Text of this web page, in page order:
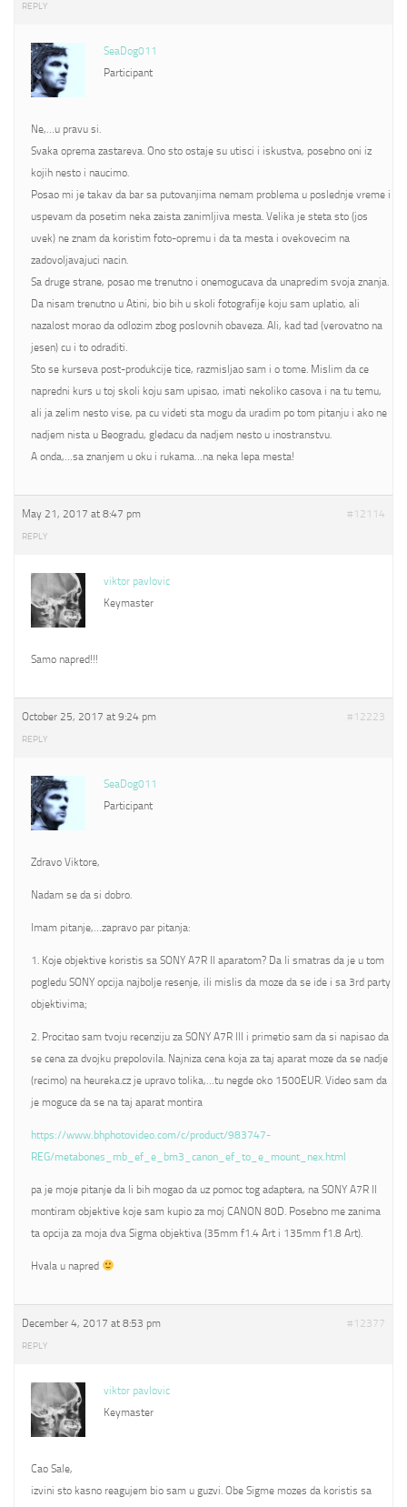
REPLY
SeaDog011
Participant
Ne,…u pravu si.
Svaka oprema zastareva. Ono sto ostaje su utisci i iskustva, posebno oni iz
kojih nesto i naucimo.
Posao mi je takav da bar sa putovanjima nemam problema u poslednje vreme i
uspevam da posetim neka zaista zanimljiva mesta. Velika je steta sto (jos
uvek) ne znam da koristim foto-opremu i da ta mesta i ovekovecim na
zadovoljavajuci nacin.
Sa druge strane, posao me trenutno i onemogucava da unapredim svoja znanja.
Da nisam trenutno u Atini, bio bih u skoli fotografije koju sam uplatio, ali
nazalost morao da odlozim zbog poslovnih obaveza. Ali, kad tad (verovatno na
jesen) cu i to odraditi.
Sto se kurseva post-produkcije tice, razmisljao sam i o tome. Mislim da ce
napredni kurs u toj skoli koju sam upisao, imati nekoliko casova i na tu temu,
ali ja zelim nesto vise, pa cu videti sta mogu da uradim po tom pitanju i ako ne
nadjem nista u Beogradu, gledacu da nadjem nesto u inostranstvu.
A onda,…sa znanjem u oku i rukama…na neka lepa mesta!
May 21, 2017 at 8:47 pm #12114
REPLY
viktor pavlovic
Keymaster
Samo napred!!!
October 25, 2017 at 9:24 pm #12223
REPLY
SeaDog011
Participant
Zdravo Viktore,
Nadam se da si dobro.
Imam pitanje,…zapravo par pitanja:
1. Koje objektive koristis sa SONY A7R II aparatom? Da li smatras da je u tom
pogledu SONY opcija najbolje resenje, ili mislis da moze da se ide i sa 3rd party
objektivima;
2. Procitao sam tvoju recenziju za SONY A7R III i primetio sam da si napisao da
se cena za dvojku prepolovila. Najniza cena koja za taj aparat moze da se nadje
(recimo) na heureka.cz je upravo tolika,…tu negde oko 1500EUR. Video sam da
je moguce da se na taj aparat montira
https://www.bhphotovideo.com/c/product/983747-
REG/metabones_mb_ef_e_bm3_canon_ef_to_e_mount_nex.html
pa je moje pitanje da li bih mogao da uz pomoc tog adaptera, na SONY A7R II
montiram objektive koje sam kupio za moj CANON 80D. Posebno me zanima
ta opcija za moja dva Sigma objektiva (35mm f1.4 Art i 135mm f1.8 Art).
Hvala u napred
December 4, 2017 at 8:53 pm #12377
REPLY
viktor pavlovic
Keymaster
Cao Sale,
izvini sto kasno reagujem bio sam u guzvi. Obe Sigme mozes da koristis sa